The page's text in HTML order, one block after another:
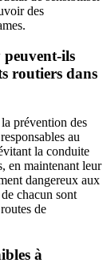
des
ils
routiers dans
prévention des
au
la conduite
en maintenant leur
dangereux aux
chacun sont
de
à